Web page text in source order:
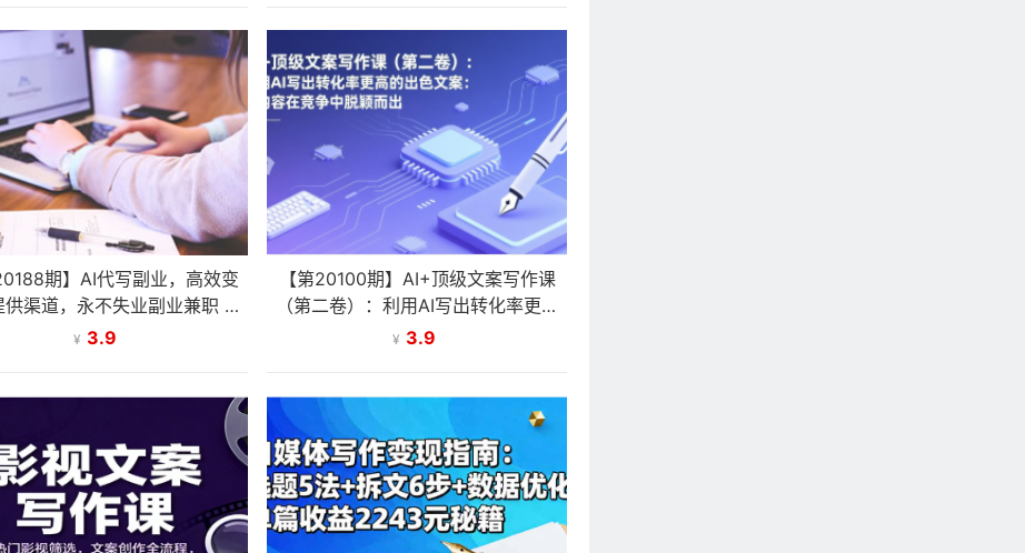
期】AI代写副业，高效变
供渠道，永不失业副业兼职 全
职月入1-2W【SOP手册】
¥ 3.9
【第20100期】AI+顶级文案写作课
（第二卷）：利用AI写出转化率更高
的出色文案：让内容在竞争中脱颖而
¥ 3.9